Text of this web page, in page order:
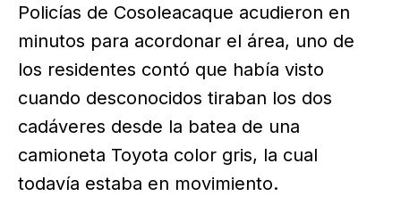
Policías de Cosoleacaque acudieron en
minutos para acordonar el área, uno de
los residentes contó que había visto
cuando desconocidos tiraban los dos
cadáveres desde la batea de una
camioneta Toyota color gris, la cual
todavía estaba en movimiento.